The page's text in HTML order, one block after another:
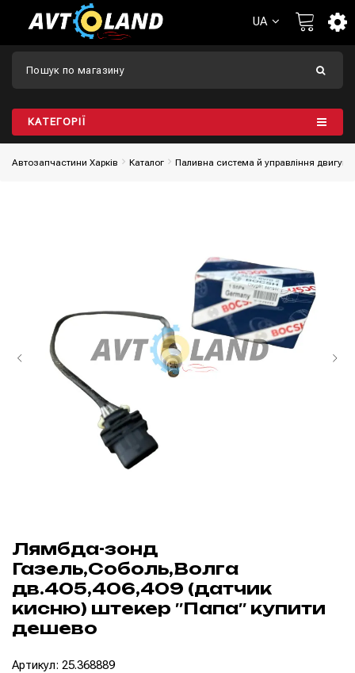
UA
КАТЕГОРІЇ
Автозапчастини Харків Каталог Паливна система й управління
Лямбда-зонд
Газель,Соболь,Волга
дв.405,406,409 (датчик
кисню) штекер ″Папа″ купити
дешево
Артикул: 25.368889